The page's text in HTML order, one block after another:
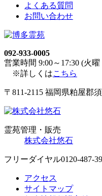
よくある質問
お問い合わせ
092-933-0005
営業時間 9:00～17:30 (火
※詳しくはこちら
〒811-2115 福岡県粕屋郡
霊苑管理・販売
株式会社悠石
フリーダイヤル0120-487-
アクセス
サイトマップ